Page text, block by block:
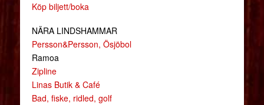
Köp biljett/boka
NÄRA LINDSHAMMAR
Persson&Persson, Ösjöbol
Ramoa
Zipline
Linas Butik & Café
Bad, fiske, ridled, golf